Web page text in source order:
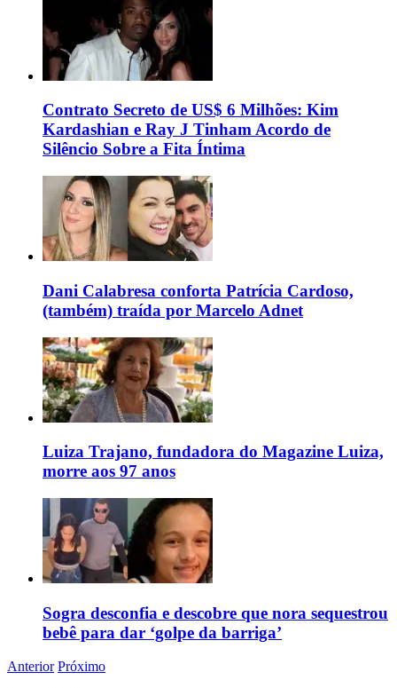
Contrato Secreto de US$ 6 Milhões: Kim
Kardashian e Ray J Tinham Acordo de
Silêncio Sobre a Fita Íntima
Dani Calabresa conforta Patrícia Cardoso,
(também) traída por Marcelo Adnet
Luiza Trajano, fundadora do Magazine Luiza,
morre aos 97 anos
Sogra desconfia e descobre que nora sequestrou
bebê para dar ‘golpe da barriga’
Anterior Próximo